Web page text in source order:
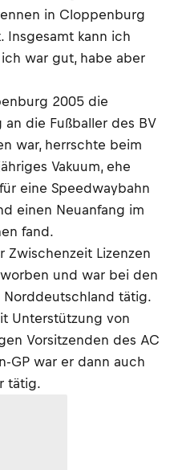
in Cloppenburg
Insgesamt kann ich
war gut, habe aber
2005 die
die Fußballer des BV
war, herrschte beim
Vakuum, ehe
eine Speedwaybahn
einen Neuanfang im
fand.
Zwischenzeit Lizenzen
und war bei den
Norddeutschland tätig.
Unterstützung von
Vorsitzenden des AC
GP war er dann auch
tätig.